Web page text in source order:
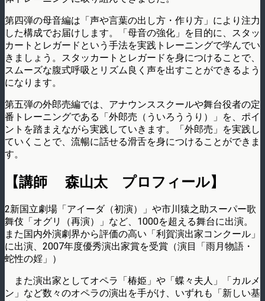
第四弾の母音編は「声や言葉の出し方・作り方」により注力
した構成でお届けします。「母音の強化」を目的に、スタッ
カートとレガードという手法を実践トレーニングで学んでい
きましょう。スタッカートとレガードを身につけることで、
スムーズな腹式呼吸とリズム良く声を出すことができるよう
になります。
第五弾の外郎売編では、アナウンススクールや舞台役者の定
番トレーニングである「外郎売（ういろううり）」を、ポイ
ントを踏まえながら実践していきます。「外郎売」を実践し
ていくことで、流暢に話せる滑舌を身につけることができま
す。
【講師 森山太 プロフィール】
2新国立劇場「アイーダ（初演）」や市川猿之助スーパー歌
舞伎「オグリ（再演）」など、1000を超える舞台に出演。
また国内外演劇界から評価の高い「利賀演出家コンクール」
に出演、2007年度優秀演出家賞を受賞（演目「雨月物語・
蛇性の婬」）
また演出家としてオペラ「椿姫」や「蝶々夫人」「カルメ
ン」など数々のオペラの演出を手がけ、いずれも「新しい基